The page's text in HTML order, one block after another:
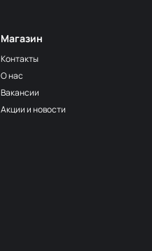
Магазин
Контакты
О нас
Вакансии
Акции и новости